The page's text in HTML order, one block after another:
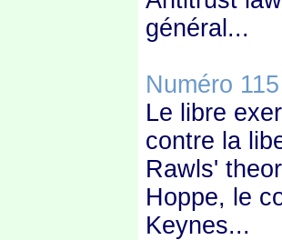
général...
Numéro 115
Le libre
contre la
Rawls'
Hoppe, le
Keynes...